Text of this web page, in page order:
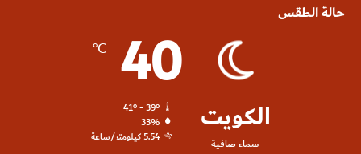
حالة الطقس
الكويت
سماء صافية
40
℃
41º - 39º
33%
5.54 كيلومتر/ساعة